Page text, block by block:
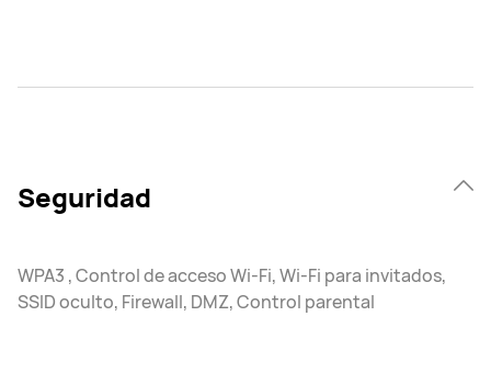
Seguridad
WPA3 , Control de acceso Wi-Fi, Wi-Fi para invitados,
SSID oculto, Firewall, DMZ, Control parental